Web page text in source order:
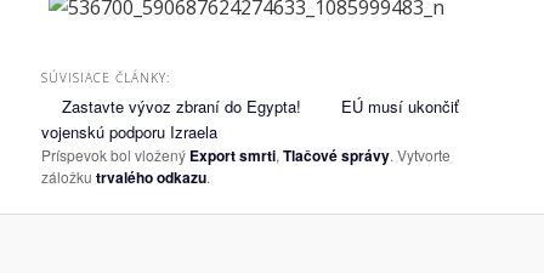
SÚVISIACE ČLÁNKY:
Zastavte vývoz zbraní do Egypta!
EÚ musí ukončiť
vojenskú podporu Izraela
Príspevok bol vložený Export smrti,Tlačové správy. Vytvorte
záložkutrvalého odkazu.